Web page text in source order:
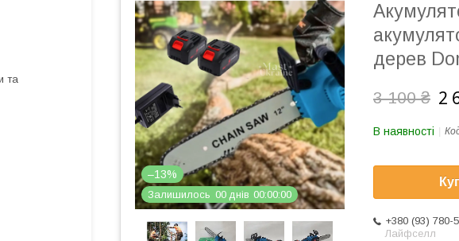
–13%
Залишилось 00 днів 00 00 00
дерев
3 100 ₴ 2
В наявності
+380 (93) 780-
Лайфселл
та